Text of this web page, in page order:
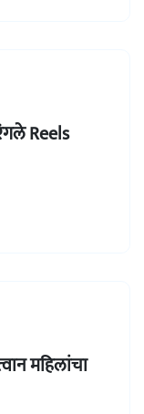
Reels
महिलांचा